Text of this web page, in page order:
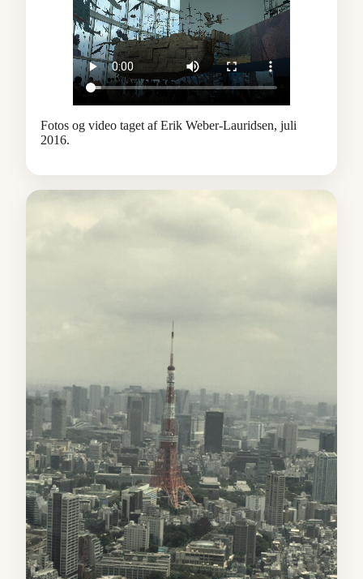
Fotos og video taget af Erik Weber-Lauridsen, juli
2016.